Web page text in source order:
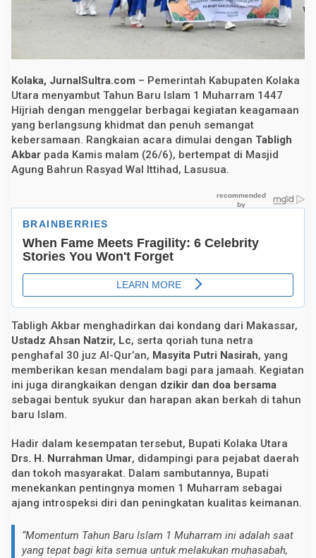
m
k
a
o
u
t
e
l
a
r
T
a
g
k
b
a
r
i
n
g
a
K
h
i
a
n
a
s
s
a
l
Kolaka, JurnalSultra.com – Pemerintah Kabupaten Kolaka
Utara menyambut Tahun Baru Islam 1 Muharram 1447
Hijriah dengan menggelar berbagai kegiatan keagamaan
yang berlangsung khidmat dan penuh semangat
kebersamaan. Rangkaian acara dimulai dengan Tabligh
Akbar pada Kamis malam (26/6), bertempat di Masjid
Agung Bahrun Rasyad Wal Ittihad, Lasusua.
Tabligh Akbar menghadirkan dai kondang dari Makassar,
Ustadz Ahsan Natzir, Lc, serta qoriah tuna netra
penghafal 30 juz Al-Qur’an, Masyita Putri Nasirah, yang
memberikan kesan mendalam bagi para jamaah. Kegiatan
ini juga dirangkaikan dengan dzikir dan doa bersama
sebagai bentuk syukur dan harapan akan berkah di tahun
baru Islam.
Hadir dalam kesempatan tersebut, Bupati Kolaka Utara
Drs. H. Nurrahman Umar, didampingi para pejabat daerah
dan tokoh masyarakat. Dalam sambutannya, Bupati
menekankan pentingnya momen 1 Muharram sebagai
ajang introspeksi diri dan peningkatan kualitas keimanan.
“Momentum Tahun Baru Islam 1 Muharram ini adalah saat
yang tepat bagi kita semua untuk melakukan muhasabah,